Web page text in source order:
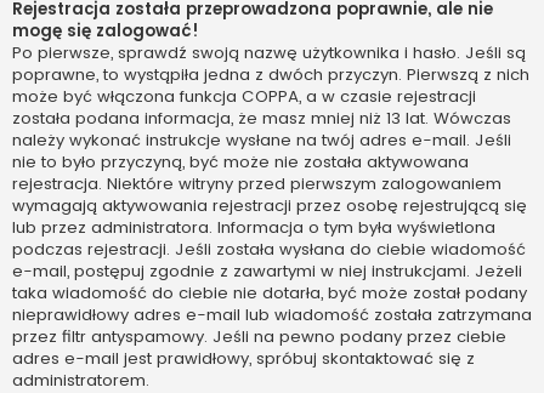
Rejestracja została przeprowadzona poprawnie, ale nie
mogę się zalogować!
Po pierwsze, sprawdź swoją nazwę użytkownika i hasło. Jeśli są
poprawne, to wystąpiła jedna z dwóch przyczyn. Pierwszą z nich
może być włączona funkcja COPPA, a w czasie rejestracji
została podana informacja, że masz mniej niż 13 lat. Wówczas
należy wykonać instrukcje wysłane na twój adres e-mail. Jeśli
nie to było przyczyną, być może nie została aktywowana
rejestracja. Niektóre witryny przed pierwszym zalogowaniem
wymagają aktywowania rejestracji przez osobę rejestrującą się
lub przez administratora. Informacja o tym była wyświetlona
podczas rejestracji. Jeśli została wysłana do ciebie wiadomość
e-mail, postępuj zgodnie z zawartymi w niej instrukcjami. Jeżeli
taka wiadomość do ciebie nie dotarła, być może został podany
nieprawidłowy adres e-mail lub wiadomość została zatrzymana
przez filtr antyspamowy. Jeśli na pewno podany przez ciebie
adres e-mail jest prawidłowy, spróbuj skontaktować się z
administratorem.